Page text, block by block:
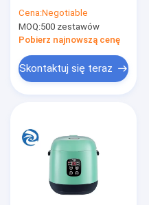
Cena:Negotiable
MOQ:500 zestawów
Pobierz najnowszą cenę
Skontaktuj się teraz